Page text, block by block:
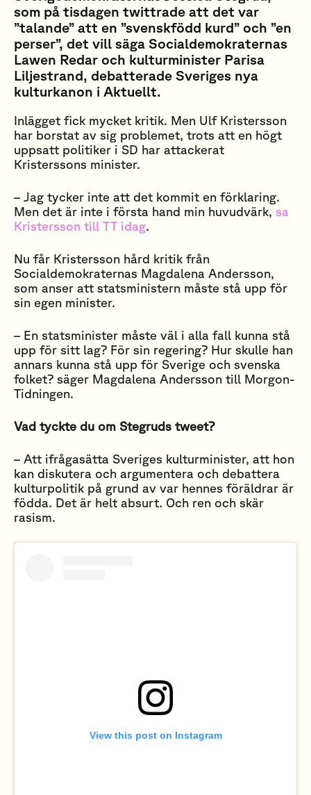
som på tisdagen twittrade att det var
”talande” att en ”svenskfödd kurd” och ”en
perser”, det vill säga Socialdemokraternas
Lawen Redar och kulturminister Parisa
Liljestrand, debatterade Sveriges nya
kulturkanon i Aktuellt.
Inlägget fick mycket kritik. Men Ulf Kristersson
har borstat av sig problemet, trots att en högt
uppsatt politiker i SD har attackerat
Kristerssons minister.
– Jag tycker inte att det kommit en förklaring.
Men det är inte i första hand min huvudvärk, sa
Kristersson till TT idag.
Nu får Kristersson hård kritik från
Socialdemokraternas Magdalena Andersson,
som anser att statsministern måste stå upp för
sin egen minister.
– En statsminister måste väl i alla fall kunna stå
upp för sitt lag? För sin regering? Hur skulle han
annars kunna stå upp för Sverige och svenska
folket? säger Magdalena Andersson till Morgon-
Tidningen.
Vad tyckte du om Stegruds tweet?
– Att ifrågasätta Sveriges kulturminister, att hon
kan diskutera och argumentera och debattera
kulturpolitik på grund av var hennes föräldrar är
födda. Det är helt absurt. Och ren och skär
rasism.
View this post on Instagram